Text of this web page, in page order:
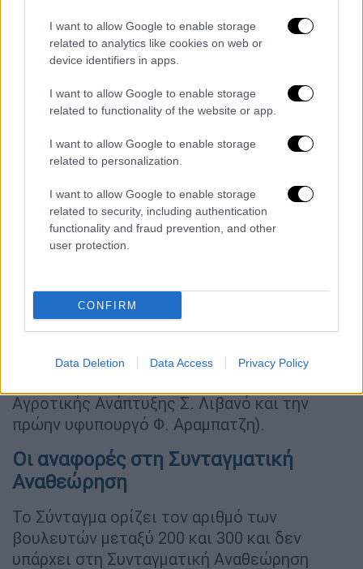
I want to allow Google to enable storage
related to analytics like cookies on web or
device identifiers in apps.
I want to allow Google to enable storage
related to functionality of the website or app.
I want to allow Google to enable storage
related to personalization.
I want to allow Google to enable storage
related to security, including authentication
functionality and fraud prevention, and other
user protection.
CONFIRM
Data Deletion Data Access Privacy Policy
ποινικοποίηση της δραστηριότητας των
βουλευτών. Χαιρετίζω την θέση του
πρωθυπουργού για την αναβάθμιση του
ρόλου του βουλευτή και ότι πρέπει να μπει
ένα όριο σε αυτό».
Από την πλευρά του οΔημήτρης
Βαρτζόπουλος- που είναι ένας εκ των 13
βουλευτών για τους οποίους υπήρξε άρση
ασυλίας- είπε με βάση τις πληροφορίες πως
«έπρεπε να περάσει μισός αιώνας και να
έρθει η κυρία Κοβέσι για να διαπιστώσω ότι
αλλά παρατυπία και έγκλημα». Χαρακτήρισε
σωστή και θαρραλέα την απόφαση να
(υπενθυμίζεται πως η Ν.Δ λέει «όχι» σε
Αγροτικής Ανάπτυξης Σ. Λιβανό και την
πρώην υφυπουργό Φ. Αραμπατζη).
Οι αναφορές στη Συνταγματική
Αναθεώρηση
Το Σύνταγμα ορίζει τον αριθμό των
βουλευτών μεταξύ 200 και 300 και δεν
υπάρχει στη Συνταγματική Αναθεώρηση